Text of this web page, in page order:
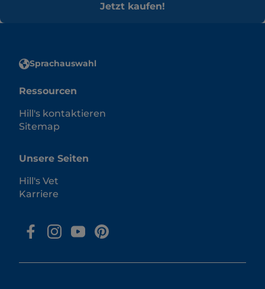
Jetzt kaufen!
Sprachauswahl
Ressourcen
Hill's kontaktieren
Sitemap
Unsere Seiten
Hill's Vet
Karriere